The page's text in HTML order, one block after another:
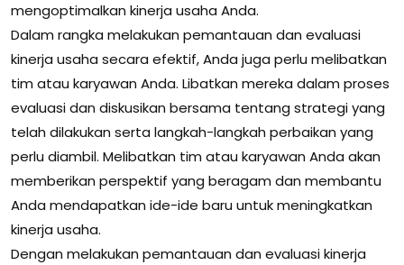
mengoptimalkan kinerja usaha Anda.
Dalam rangka melakukan pemantauan dan evaluasi
kinerja usaha secara efektif, Anda juga perlu melibatkan
tim atau karyawan Anda. Libatkan mereka dalam proses
evaluasi dan diskusikan bersama tentang strategi yang
telah dilakukan serta langkah-langkah perbaikan yang
perlu diambil. Melibatkan tim atau karyawan Anda akan
memberikan perspektif yang beragam dan membantu
Anda mendapatkan ide-ide baru untuk meningkatkan
kinerja usaha.
Dengan melakukan pemantauan dan evaluasi kinerja